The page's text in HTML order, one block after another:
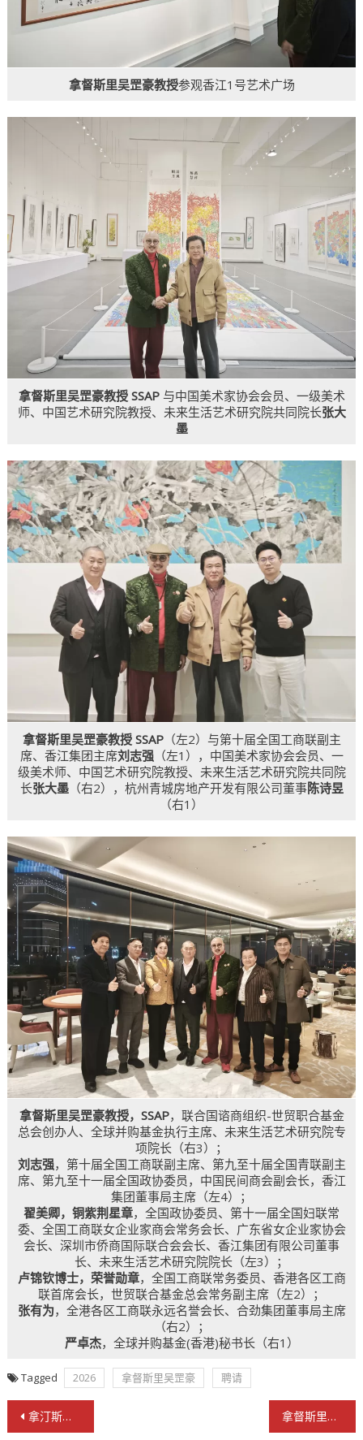
拿督斯里吴罡豪教授参观香江1号艺术广场
拿督斯里吴罡豪教授 SSAP 与中国美术家协会会员、一级美术
师、中国艺术研究院教授、未来生活艺术研究院共同院长张大
墨
拿督斯里吴罡豪教授 SSAP（左2）与第十届全国工商联副主
席、香江集团主席刘志强（左1），中国美术家协会会员、一
级美术师、中国艺术研究院教授、未来生活艺术研究院共同院
长张大墨（右2），杭州青城房地产开发有限公司董事陈诗昱
（右1）
拿督斯里吴罡豪教授，SSAP，联合国谘商组织-世贸职合基金
总会创办人、全球并购基金执行主席、未来生活艺术研究院专
项院长（右3）；
刘志强，第十届全国工商联副主席、第九至十届全国青联副主
席、第九至十一届全国政协委员，中国民间商会副会长，香江
集团董事局主席（左4）；
翟美卿，铜紫荆星章，全国政协委员、第十一届全国妇联常
委、全国工商联女企业家商会常务会长、广东省女企业家协会
会长、深圳市侨商国际联合会会长、香江集团有限公司董事
长、未来生活艺术研究院院长（左3）；
卢锦钦博士，荣誉勋章，全国工商联常务委员、香港各区工商
联首席会长，世贸联合基金总会常务副主席（左2）；
张有为，全港各区工商联永远名誉会长、合劲集团董事局主席
（右2）；
严卓杰，全球并购基金(香港)秘书长（右1）
Tagged 2026 拿督斯里吴罡豪 聘请
文 拿汀斯里吴慈欣出席主礼第55届UNG国际联合选美盛典 拿督斯里吴罡豪任未来生活艺术研究院专项院长